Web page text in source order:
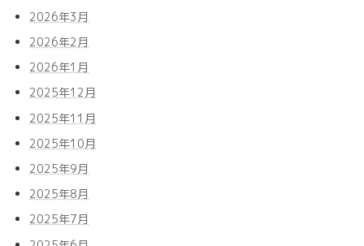
2026年3月
2026年2月
2026年1月
2025年12月
2025年11月
2025年10月
2025年9月
2025年8月
2025年7月